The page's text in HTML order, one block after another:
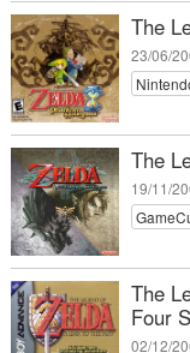
The
23/06/
The
19/11/
The
Four
02/12/